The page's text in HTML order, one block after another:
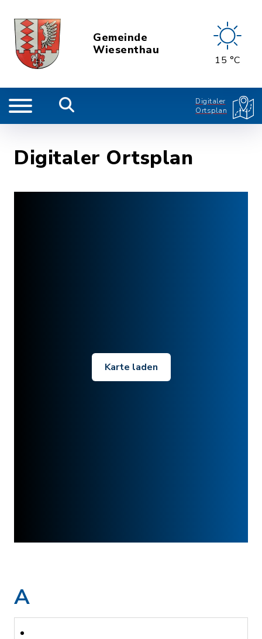
Gemeinde
Wiesenthau
15 °C
Digitaler
Ortsplan
Digitaler Ortsplan
Karte laden
A